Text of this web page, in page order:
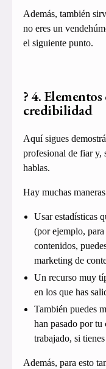
Además, también
no eres un
el siguiente punto.
? 4.
credibilidad
Aquí sigues
profesional de fiar y,
hablas.
Hay muchas
Usar estadísticas
(por ejemplo,
contenidos,
marketing de
Un recurso muy
en los que has
También puedes
han pasado por tu
trabajado, si
Además, para esto